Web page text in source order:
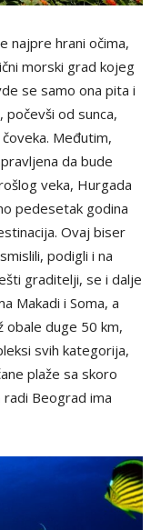
najpre hrani očima,
morski grad kojeg
se samo ona pita i
od sunca,
Međutim,
da bude
veka, Hurgada
pedesetak godina
Ovaj biser
podigli i na
graditelji, se i dalje
Makadi i Soma, a
obale duge 50 km,
svih kategorija,
plaže sa skoro
Beograd ima